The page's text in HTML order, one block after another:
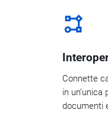
Connette
in
documenti